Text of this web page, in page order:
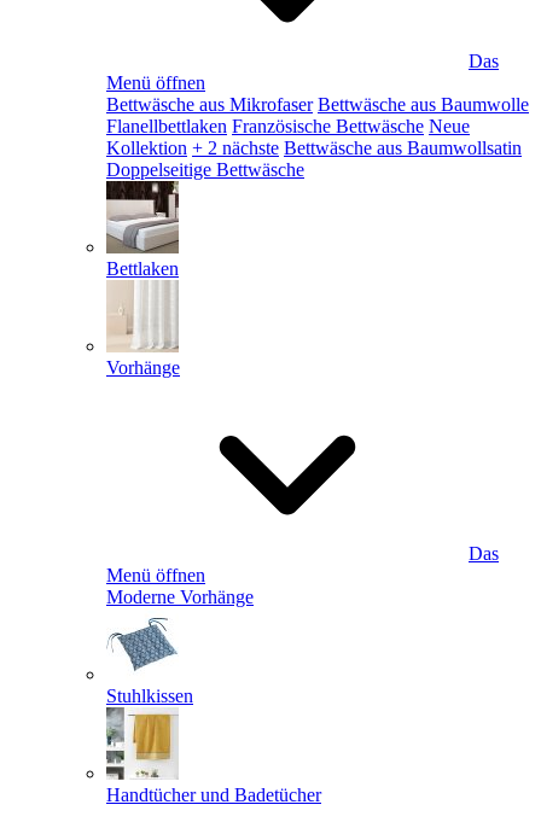
Das
Menü öffnen
Bettwäsche aus Mikrofaser Bettwäsche aus Baumwolle
Flanellbettlaken Französische Bettwäsche Neue
Kollektion + 2 nächste Bettwäsche aus Baumwollsatin
Doppelseitige Bettwäsche
Bettlaken
Vorhänge
Das
Menü öffnen
Moderne Vorhänge
Stuhlkissen
Handtücher und Badetücher